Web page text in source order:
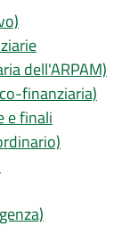
dell'ARPAM)
finanziaria)
e finali